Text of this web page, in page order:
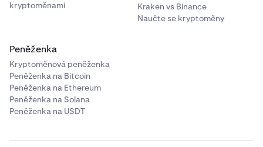
kryptoměnami
Kraken vs Binance
Naučte se kryptoměny
Peněženka
Kryptoměnová peněženka
Peněženka na Bitcoin
Peněženka na Ethereum
Peněženka na Solana
Peněženka na USDT